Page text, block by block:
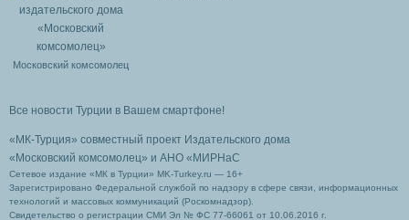
Московский комсомолец
Все новости Турции в Вашем смартфоне!
«МК-Турция» совместный проект Издательского дома
«Московский комсомолец» и АНО «МИРНаС
Сетевое издание «МК в Турции» MK-Turkey.ru — 16+
Зарегистрировано Федеральной службой по надзору в сфере связи, информационных
технологий и массовых коммуникаций (Роскомнадзор).
Свидетельство о регистрации СМИ Эл № ФС 77-66061 от 10.06.2016 г.